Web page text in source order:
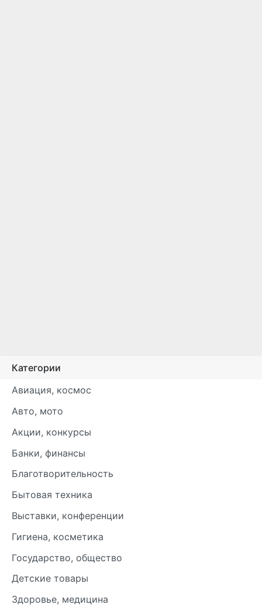
Категории
Авиация, космос
Авто, мото
Акции, конкурсы
Банки, финансы
Благотворительность
Бытовая техника
Выставки, конференции
Гигиена, косметика
Государство, общество
Детские товары
Здоровье, медицина